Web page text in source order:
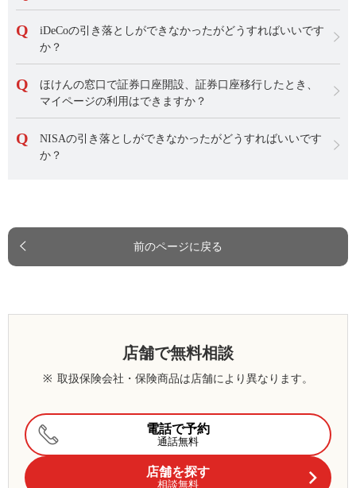
iDeCoの引き落としができなかったがどうすればいいです
か？
ほけんの窓口で証券口座開設、証券口座移行したとき、
マイページの利用はできますか？
NISAの引き落としができなかったがどうすればいいです
か？
前のページに戻る
店舗で無料相談
※ 取扱保険会社・保険商品は店舗により異なります。
電話で予約
通話無料
店舗を探す
相談無料